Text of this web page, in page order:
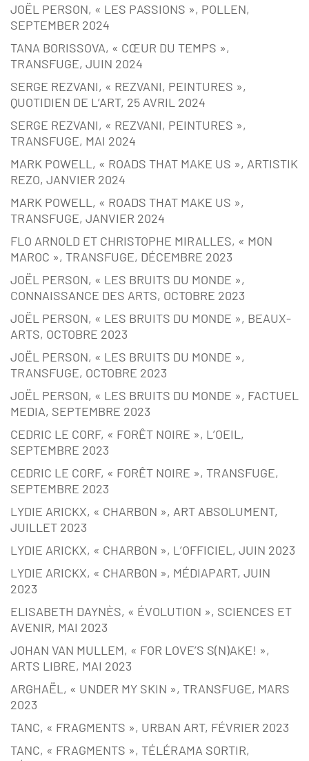
JOËL PERSON, « LES PASSIONS », POLLEN,
SEPTEMBER 2024
TANA BORISSOVA, « CŒUR DU TEMPS »,
TRANSFUGE, JUIN 2024
SERGE REZVANI, « REZVANI, PEINTURES »,
QUOTIDIEN DE L’ART, 25 AVRIL 2024
SERGE REZVANI, « REZVANI, PEINTURES »,
TRANSFUGE, MAI 2024
MARK POWELL, « ROADS THAT MAKE US », ARTISTIK
REZO, JANVIER 2024
MARK POWELL, « ROADS THAT MAKE US »,
TRANSFUGE, JANVIER 2024
FLO ARNOLD ET CHRISTOPHE MIRALLES, « MON
MAROC », TRANSFUGE, DÉCEMBRE 2023
JOËL PERSON, « LES BRUITS DU MONDE »,
CONNAISSANCE DES ARTS, OCTOBRE 2023
JOËL PERSON, « LES BRUITS DU MONDE », BEAUX-
ARTS, OCTOBRE 2023
JOËL PERSON, « LES BRUITS DU MONDE »,
TRANSFUGE, OCTOBRE 2023
JOËL PERSON, « LES BRUITS DU MONDE », FACTUEL
MEDIA, SEPTEMBRE 2023
CEDRIC LE CORF, « FORÊT NOIRE », L’OEIL,
SEPTEMBRE 2023
CEDRIC LE CORF, « FORÊT NOIRE », TRANSFUGE,
SEPTEMBRE 2023
LYDIE ARICKX, « CHARBON », ART ABSOLUMENT,
JUILLET 2023
LYDIE ARICKX, « CHARBON », L’OFFICIEL, JUIN 2023
LYDIE ARICKX, « CHARBON », MÉDIAPART, JUIN
2023
ELISABETH DAYNÈS, « ÉVOLUTION », SCIENCES ET
AVENIR, MAI 2023
JOHAN VAN MULLEM, « FOR LOVE’S S(N)AKE! »,
ARTS LIBRE, MAI 2023
ARGHAËL, « UNDER MY SKIN », TRANSFUGE, MARS
2023
TANC, « FRAGMENTS », URBAN ART, FÉVRIER 2023
TANC, « FRAGMENTS », TÉLÉRAMA SORTIR,